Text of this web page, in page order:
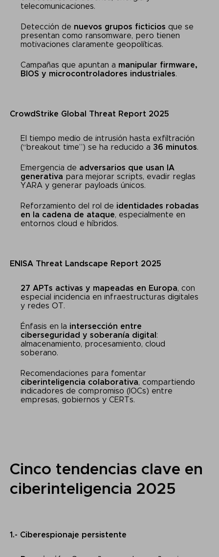
telecomunicaciones.
Detección de nuevos grupos ficticios que se
presentan como ransomware, pero tienen
motivaciones claramente geopolíticas.
Campañas que apuntan a manipular firmware,
BIOS y microcontroladores industriales.
CrowdStrike Global Threat Report 2025
El tiempo medio de intrusión hasta exfiltración
(“breakout time”) se ha reducido a 36 minutos.
Emergencia de adversarios que usan IA
generativa para mejorar scripts, evadir reglas
YARA y generar payloads únicos.
Reforzamiento del rol de identidades robadas
en la cadena de ataque, especialmente en
entornos cloud e híbridos.
ENISA Threat Landscape Report 2025
27 APTs activas y mapeadas en Europa, con
especial incidencia en infraestructuras digitales
y redes OT.
Énfasis en la intersección entre
ciberseguridad y soberanía digital :
almacenamiento, procesamiento, cloud
soberano.
Recomendaciones para fomentar
ciberinteligencia colaborativa, compartiendo
indicadores de compromiso (IOCs) entre
empresas, gobiernos y CERTs.
Cinco tendencias clave en
ciberinteligencia 2025
1.- Ciberespionaje persistente